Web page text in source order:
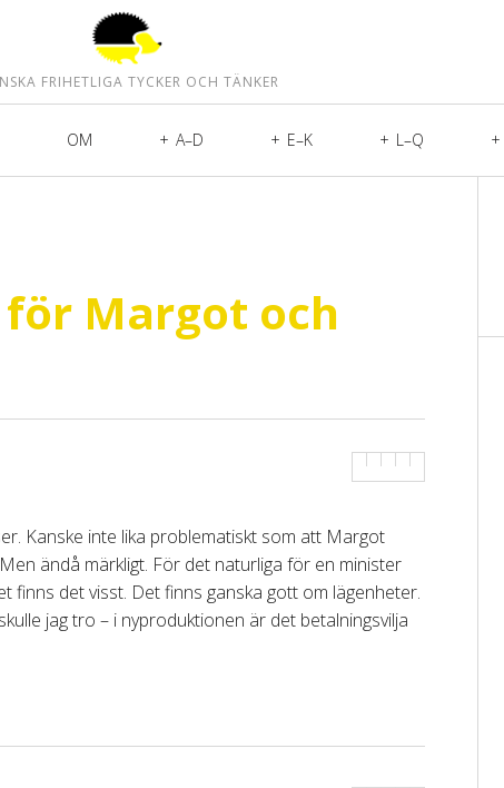
FRIHETLIGA TYCKER OCH TÄNKER
OM A–D E–K L–Q
Margot och
Kanske inte lika problematiskt som att Margot
ändå märkligt. För det naturliga för en minister
finns det visst. Det finns ganska gott om lägenheter.
jag tro – i nyproduktionen är det betalningsvilja